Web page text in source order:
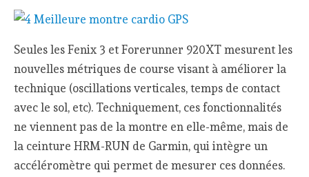
Seules les Fenix 3 et Forerunner 920XT mesurent les
nouvelles métriques de course visant à améliorer la
technique (oscillations verticales, temps de contact
avec le sol, etc). Techniquement, ces fonctionnalités
ne viennent pas de la montre en elle-même, mais de
la ceinture HRM-RUN de Garmin, qui intègre un
accéléromètre qui permet de mesurer ces données.